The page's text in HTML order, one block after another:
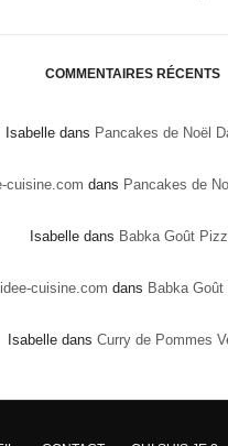
COMMENTAIRES RÉCENTS
Isabelledans Pancakes de Noël
cuisine.com dans Pancakes de
Isabelledans Babka Goût
idee-cuisine.com dans Babka
Isabelledans Curry de Pommes